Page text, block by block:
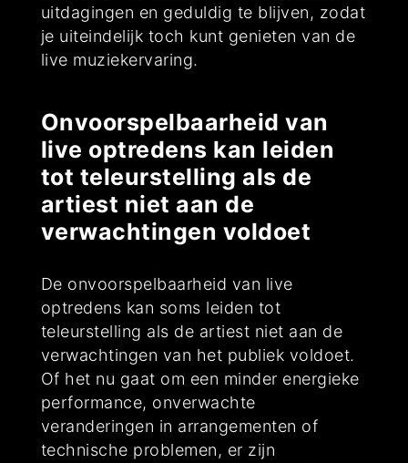
uitdagingen en geduldig te blijven, zodat
je uiteindelijk toch kunt genieten van de
live muziekervaring.
Onvoorspelbaarheid van
live optredens kan leiden
tot teleurstelling als de
artiest niet aan de
verwachtingen voldoet
De onvoorspelbaarheid van live
optredens kan soms leiden tot
teleurstelling als de artiest niet aan de
verwachtingen van het publiek voldoet.
Of het nu gaat om een minder energieke
performance, onverwachte
veranderingen in arrangementen of
technische problemen, er zijn